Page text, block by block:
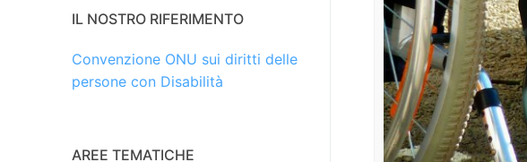
IL NOSTRO RIFERIMENTO
Convenzione ONU sui diritti delle
persone con Disabilità
AREE TEMATICHE